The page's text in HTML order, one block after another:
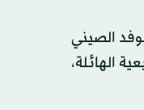
الصيني
الهائلة،